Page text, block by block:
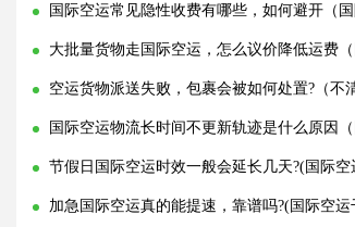
国际空运常见隐性收费有哪些，如何避开（国
大批量货物走国际空运，怎么议价降低运费
空运货物派送失败，包裹会被如何处置?（不
国际空运物流长时间不更新轨迹是什么原因
节假日国际空运时效一般会延长几天?(国际
加急国际空运真的能提速，靠谱吗?(国际空